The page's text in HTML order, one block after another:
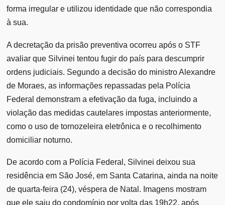
forma irregular e utilizou identidade que não correspondia
à sua.
A decretação da prisão preventiva ocorreu após o STF
avaliar que Silvinei tentou fugir do país para descumprir
ordens judiciais. Segundo a decisão do ministro Alexandre
de Moraes, as informações repassadas pela Polícia
Federal demonstram a efetivação da fuga, incluindo a
violação das medidas cautelares impostas anteriormente,
como o uso de tornozeleira eletrônica e o recolhimento
domiciliar noturno.
De acordo com a Polícia Federal, Silvinei deixou sua
residência em São José, em Santa Catarina, ainda na noite
de quarta-feira (24), véspera de Natal. Imagens mostram
que ele saiu do condomínio por volta das 19h22, após